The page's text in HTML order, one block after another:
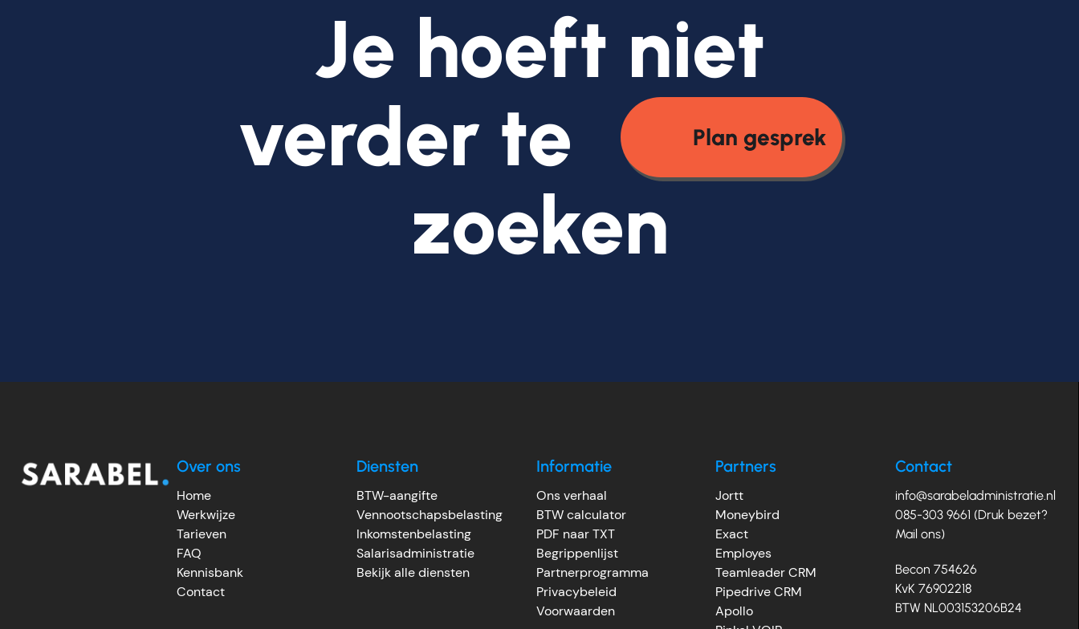
Je hoeft niet
verder te
Plan gesprek
zoeken
Over ons
Home
Werkwijze
Tarieven
FAQ
Kennisbank
Contact
Diensten
BTW-aangifte
Vennootschapsbelasting
Inkomstenbelasting
Salarisadministratie
Bekijk alle diensten
Informatie
Ons verhaal
BTW calculator
PDF naar TXT
Begrippenlijst
Partnerprogramma
Privacybeleid
Voorwaarden
Partners
Jortt
Moneybird
Exact
Employes
Teamleader CRM
Pipedrive CRM
Apollo
Contact
info@sarabeladministratie.nl
085-303 9661 (Druk bezet?
Mail ons)
Becon 754626
KvK 76902218
BTW NL003153206B24